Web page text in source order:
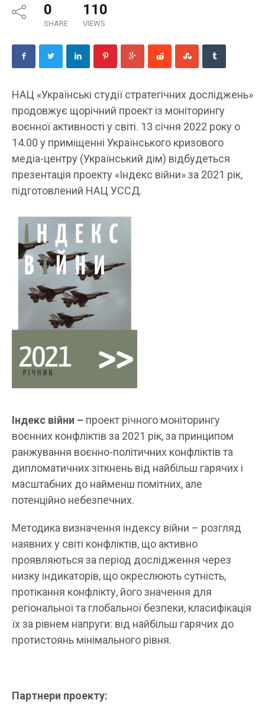
0
SHARE
110
VIEWS
НАЦ «Українські студії стратегічних досліджень»
продовжує щорічний проект із моніторингу
воєнної активності у світі. 13 січня 2022 року о
14.00 у приміщенні Українського кризового
медіа-центру (Український дім) відбудеться
презентація проекту «Індекс війни» за 2021 рік,
підготовлений НАЦ УССД.
Індекс війни – проект річного моніторингу
воєнних конфліктів за 2021 рік, за принципом
ранжування воєнно-політичних конфліктів та
дипломатичних зіткнень від найбільш гарячих і
масштабних до найменш помітних, але
потенційно небезпечних.
Методика визначення індексу війни – розгляд
наявних у світі конфліктів, що активно
проявляються за період дослідження через
низку індикаторів, що окреслюють сутність,
протікання конфлікту, його значення для
регіональної та глобальної безпеки, класифікація
їх за рівнем напруги: від найбільш гарячих до
протистоянь мінімального рівня.
Партнери проекту: